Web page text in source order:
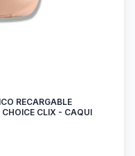
RECARGABLE
CHOICE CLIX - CAQUI